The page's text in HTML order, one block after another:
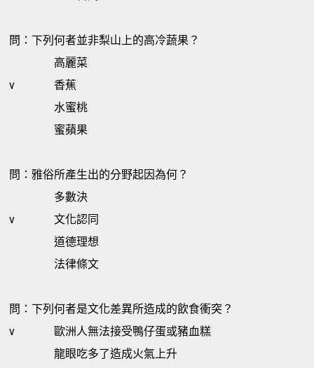
問：下列何者並非梨山上的高冷蔬果？
高麗菜
v
香蕉
水蜜桃
蜜蘋果
問：雅俗所產生出的分野起因為何？
多數決
v
文化認同
道德理想
法律條文
問：下列何者是文化差異所造成的飲食衝突？
v
歐洲人無法接受鴨仔蛋或豬血糕
龍眼吃多了造成火氣上升